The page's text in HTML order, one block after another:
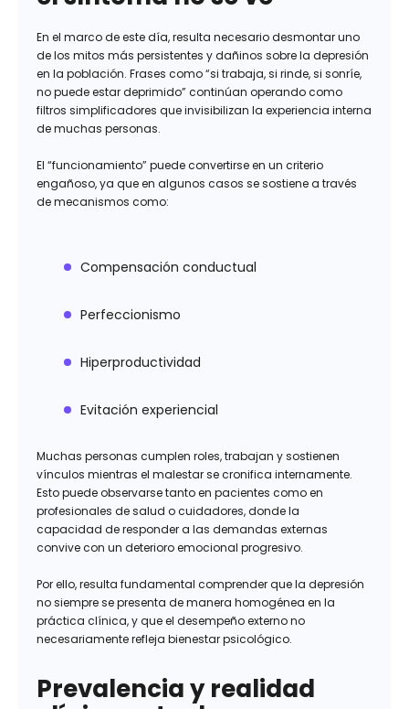
En el marco de este día, resulta necesario desmontar uno
de los mitos más persistentes y dañinos sobre la depresión
en la población. Frases como “si trabaja, si rinde, si sonríe,
no puede estar deprimido” continúan operando como
filtros simplificadores que invisibilizan la experiencia interna
de muchas personas.
El “funcionamiento” puede convertirse en un criterio
engañoso, ya que en algunos casos se sostiene a través
de mecanismos como:
Compensación conductual
Perfeccionismo
Hiperproductividad
Evitación experiencial
Muchas personas cumplen roles, trabajan y sostienen
vínculos mientras el malestar se cronifica internamente.
Esto puede observarse tanto en pacientes como en
profesionales de salud o cuidadores, donde la
capacidad de responder a las demandas externas
convive con un deterioro emocional progresivo.
Por ello, resulta fundamental comprender que la depresión
no siempre se presenta de manera homogénea en la
práctica clínica, y que el desempeño externo no
necesariamente refleja bienestar psicológico.
Prevalencia y realidad